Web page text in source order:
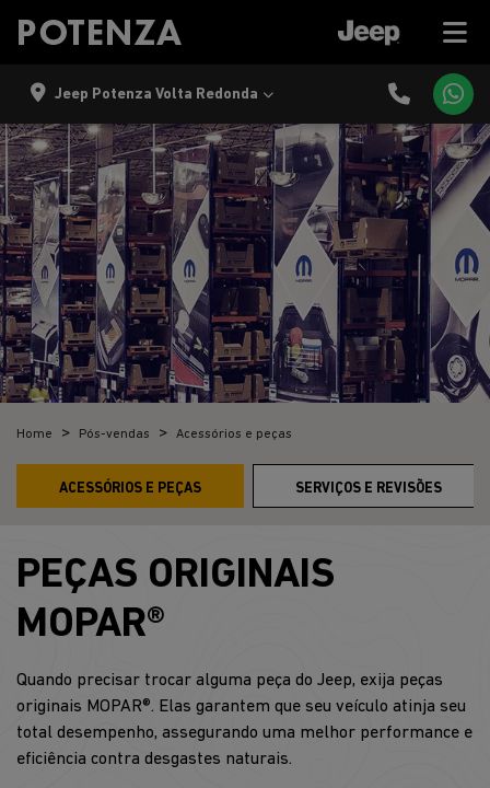
Jeep Potenza Volta Redonda
Home Pós-vendas Acessórios e peças
SERVIÇOS E REVISÕES
ACESSÓRIOS E PEÇAS
PEÇAS ORIGINAIS
MOPAR®
Quando precisar trocar alguma peça do Jeep, exija peças
originais MOPAR®. Elas garantem que seu veículo atinja seu
total desempenho, assegurando uma melhor performance e
eficiência contra desgastes naturais.